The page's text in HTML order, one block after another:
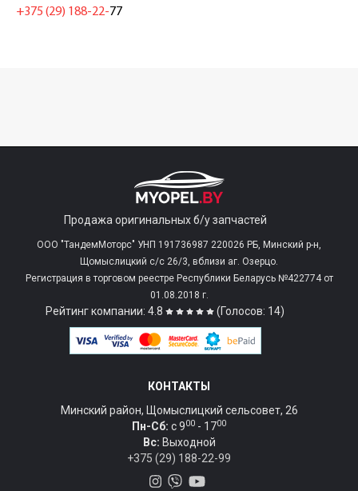
+375 (29) 188-22-77
Продажа оригинальных б/у запчастей
ООО "ТандемМоторс" УНП 191736987 220026 РБ, Минский р-н,
Щомыслицкий с/c 26/3, вблизи аг. Озерцо.
Регистрация в торговом реестре Республики Беларусь №422774 от
01.08.2018 г.
Рейтинг компании: 4.8 (Голосов: 14)
КОНТАКТЫ
Минский район, Щомыслицкий сельсовет, 26
Пн-Сб: c 900 - 1700
Вс: Выходной
+375 (29) 188-22-99